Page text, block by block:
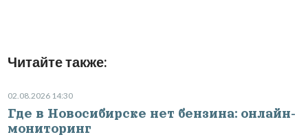
Читайте также:
02.08.2026 14:30
Где в Новосибирске нет бензина: онлайн-
мониторинг